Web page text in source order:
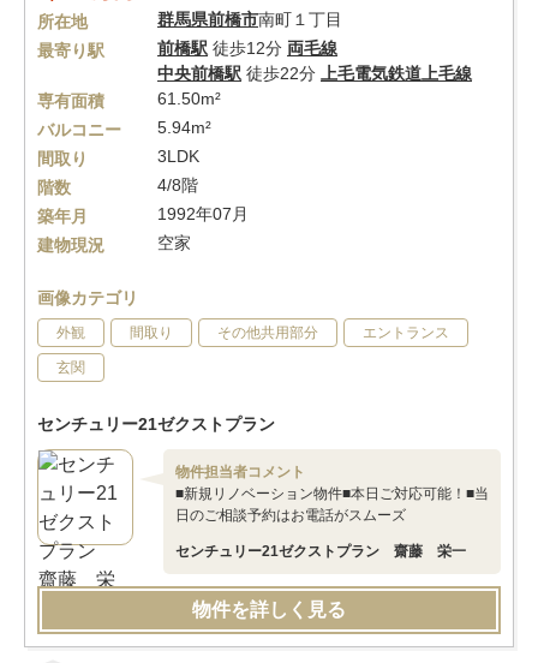
所在地 群馬県前橋市南町１丁目
最寄り駅
前橋駅 徒歩12分 両毛線
中央前橋駅 徒歩22分
上毛電気鉄道上毛線
専有面積
61.50m²
バルコニー
5.94m²
間取り
3LDK
階数
4/8階
築年月
1992年07月
建物現況
空家
画像カテゴリ
外観 間取り その他共用部分 エントランス
玄関
センチュリー21ゼクストプラン
物件担当者コメント
■新規リノベーション物件■本日ご対応可能！■当
日のご相談予約はお電話がスムーズ
センチュリー21ゼクストプラン 齋藤 栄一
物件を詳しく見る